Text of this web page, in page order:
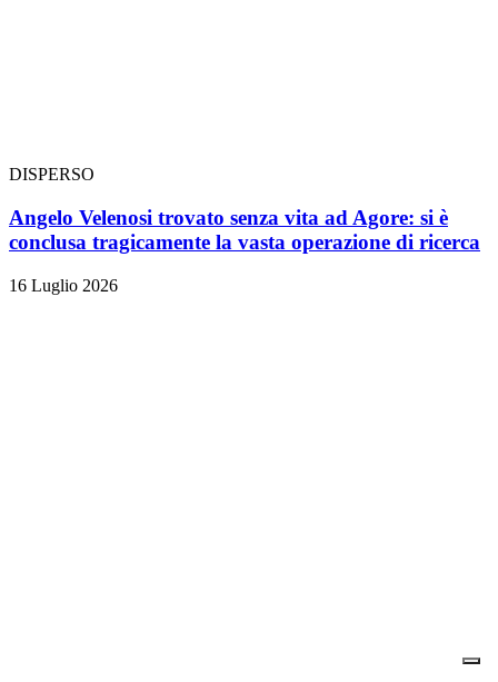
DISPERSO
Angelo Velenosi trovato senza vita ad Agore: si è
conclusa tragicamente la vasta operazione di ricerca
16 Luglio 2026